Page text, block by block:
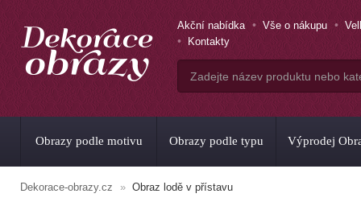
Akční nabídka Vše o nákupu
Kontakty
Obrazy podle motivu Obrazy podle typu Výprodej
Dekorace-obrazy.cz Obraz lodě v přístavu